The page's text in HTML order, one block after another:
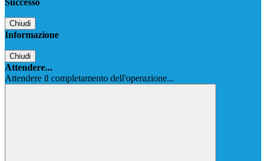
Successo
Chiudi
Informazione
Chiudi
Attendere...
Attendere il completamento dell'operazione...